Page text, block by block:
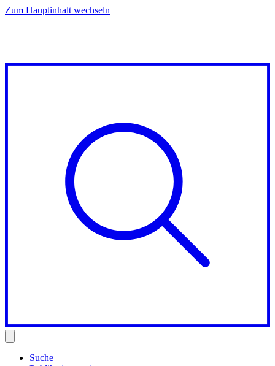
Zum Hauptinhalt wechseln
Suche